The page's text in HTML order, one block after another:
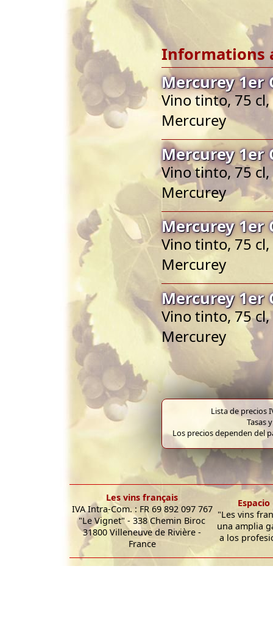
Informations
Mercurey 1er
Vino tinto, 75
Mercurey
Mercurey 1er
Vino tinto, 75
Mercurey
Mercurey 1er
Vino tinto, 75
Mercurey
Mercurey 1er
Vino tinto, 75
Mercurey
Lista de precios
Tasas
Los precios dependen del
Les vins français
IVA Intra-Com. : FR 69 892 097 767
"Le Vignet" - 338 Chemin Biroc
31800 Villeneuve de Rivière -
France
"Les vins
una amplia
a los